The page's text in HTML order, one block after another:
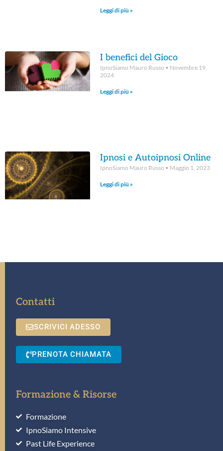
Leggi di più »
I benefici del Gioco
IpnoSiamo Mauro Russo
Novembre 19,
2024
Leggi di più »
Ipnosi e Autoipnosi Online
IpnoSiamo Mauro Russo Maggio 1, 2023
Leggi di più »
Contatti
SCRIVICI ADESSO
PRENOTA CHIAMATA
Formazione & Risorse
Formazione
IpnoSiamo Intensive
Past Life Experience